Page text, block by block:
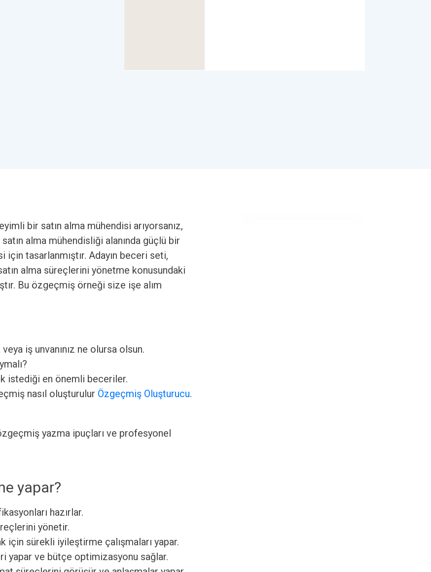
bir satın alma mühendisi arıyorsanız,
alma mühendisliği alanında güçlü bir
tasarlanmıştır. Adayın beceri seti,
alma süreçlerini yönetme konusundaki
Bu özgeçmiş örneği size işe alım
iş unvanınız ne olursa olsun.
istediği en önemli beceriler.
nasıl oluşturulur Özgeçmiş Oluşturucu.
yazma ipuçları ve profesyonel
yapar?
hazırlar.
yönetir.
sürekli iyileştirme çalışmaları yapar.
yapar ve bütçe optimizasyonu sağlar.